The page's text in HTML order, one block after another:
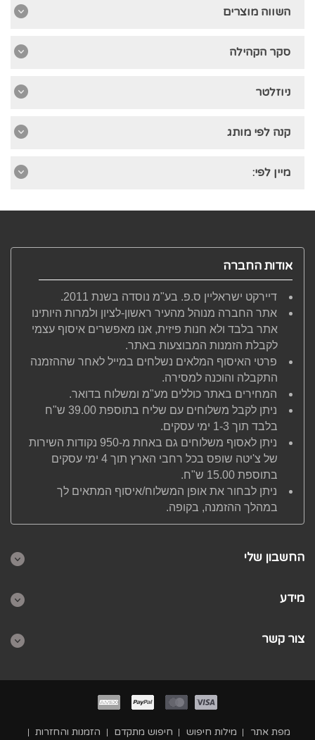
השווה מוצרים
סקר הקהילה
ניוזלטר
קנה לפי מותג
מיין לפי:
אודות החברה
דיירקט ישראליין ס.פ. בע"מ נוסדה בשנת 2011.
אתר החברה מנוהל מהעיר ראשון-לציון ולמרות היותינו
אתר בלבד ולא חנות פיזית, אנו מאפשרים איסוף עצמי
לקבלת הזמנות המבוצעות באתר.
פרטי האיסוף המלאים נשלחים במייל לאחר שההזמנה
התקבלה והוכנה למסירה.
המחירים באתר כוללים מע"מ ומשלוח בדואר.
ניתן לקבל משלוחים עם שליח בתוספת 39.00 ש"ח
בלבד תוך 1-3 ימי עסקים.
ניתן לאסוף משלוחים גם באחת מ-950 נקודות השירות
של צ'יטה שופס בכל רחבי הארץ תוך 4 ימי עסקים
בתוספת 15.00 ש"ח.
ניתן לבחור את אופן המשלוח/איסוף המתאים לך
במהלך ההזמנה, בקופה.
החשבון שלי
מידע
צור קשר
מפת אתר מילות חיפוש חיפוש מתקדם הזמנות והחזרות